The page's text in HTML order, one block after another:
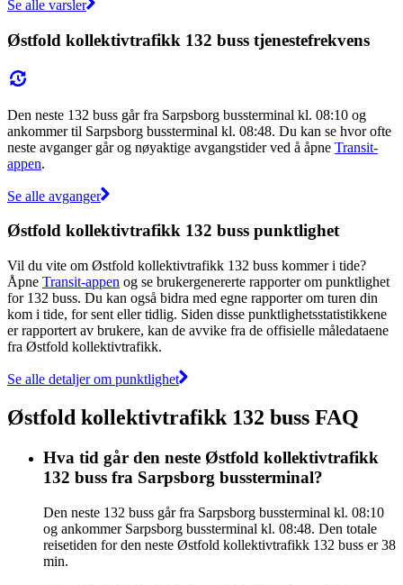
Se alle varsler
Østfold kollektivtrafikk 132 buss tjenestefrekvens
Den neste 132 buss går fra Sarpsborg bussterminal kl. 08:10 og
ankommer til Sarpsborg bussterminal kl. 08:48. Du kan se hvor ofte
neste avganger går og nøyaktige avgangstider ved å åpne Transit-
appen.
Se alle avganger
Østfold kollektivtrafikk 132 buss punktlighet
Vil du vite om Østfold kollektivtrafikk 132 buss kommer i tide?
Åpne Transit-appen og se brukergenererte rapporter om punktlighet
for 132 buss. Du kan også bidra med egne rapporter om turen din
kom i tide, for sent eller tidlig. Siden disse punktlighetsstatistikkene
er rapportert av brukere, kan de avvike fra de offisielle måledataene
fra Østfold kollektivtrafikk.
Se alle detaljer om punktlighet
Østfold kollektivtrafikk 132 buss FAQ
Hva tid går den neste Østfold kollektivtrafikk
132 buss fra Sarpsborg bussterminal?
Den neste 132 buss går fra Sarpsborg bussterminal kl. 08:10
og ankommer Sarpsborg bussterminal kl. 08:48. Den totale
reisetiden for den neste Østfold kollektivtrafikk 132 buss er 38
min.